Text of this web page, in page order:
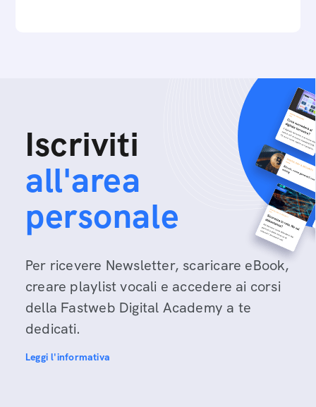
Iscriviti
all'area
personale
Per ricevere Newsletter, scaricare eBook,
creare playlist vocali e accedere ai corsi
della Fastweb Digital Academy a te
dedicati.
Leggi l'informativa